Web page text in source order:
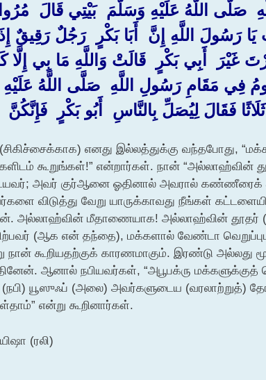
‏صَلَّى اللَّهُ عَلَيْهِ وَسَلَّمَ ‏ ‏بَيْتِي قَالَ
رَسُولَ اللَّهِ إِنَّ ‏ ‏أَبَا بَكْرٍ ‏ ‏رَجُلٌ رَقِيقٌ
غَيْرَ ‏ ‏أَبِي بَكْرٍ ‏ ‏قَالَتْ وَاللَّهِ مَا بِي إِلَّا
فِي مَقَامِ رَسُولِ اللَّهِ ‏ ‏صَلَّى اللَّهُ
فَقَالَ لِيُصَلِّ بِالنَّاسِ ‏ ‏أَبُو بَكْرٍ
எனது இல்லத்துக்கு வந்தபோது,
கூறுங்கள்!” என்றார்கள். நான் “அல்லாஹ்வின்
அவர் குர்ஆனை ஓதினால் அவரால் கண்ணீரைக்
விடுத்து வேறு யாருக்காவது நீங்கள்
அல்லாஹ்வின் மீதாணையாக! அல்லாஹ்வின்
(ஆக என் தந்தை), மக்களால் வேண்டா
நான் கூறியதற்குக் காரணமாகும். இரண்டு அல்லது
ஆனால் நபியவர்கள், “அபூபக்ரு மக்களுக்குத்
(நபி) யூஸுஃப் (அலை) அவர்களுடைய (வரலாற்றுத்)
என்று கூறினார்கள்.
(ரலி)